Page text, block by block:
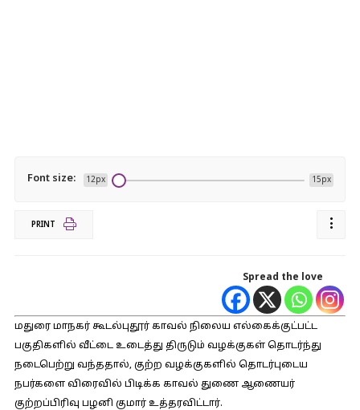
Font size: 12px 15px
PRINT
Spread the love
மதுரை மாநகர் கூடல்புதூர் காவல் நிலைய எல்கைக்குட்பட்ட
பகுதிகளில் வீட்டை உடைத்து திருடும் வழக்குகள் தொடர்ந்து
நடைபெற்று வந்ததால், குற்ற வழக்குகளில் தொடர்புடைய
நபர்களை விரைவில் பிடிக்க காவல் துணை ஆணையர்
குற்றப்பிரிவு பழனி குமார் உத்தரவிட்டார்.